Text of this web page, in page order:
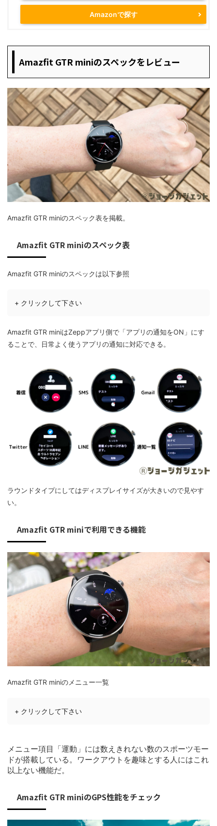
Amazonで探す
Amazfit GTR miniのスペックをレビュー
Amazfit GTR miniのスペック表を掲載。
Amazfit GTR miniのスペック表
Amazfit GTR miniのスペックは以下参照
+ クリックして下さい
Amazfit GTR miniはZeppアプリ側で「アプリの通知をON」にす
ることで、日常よく使うアプリの通知に対応できる。
ラウンドタイプにしてはディスプレイサイズが大きいので見やす
い。
Amazfit GTR miniで利用できる機能
Amazfit GTR miniのメニュー一覧
+ クリックして下さい
メニュー項目「運動」には数えきれない数のスポーツモー
ドが搭載している。ワークアウトを趣味とする人にはこれ
以上ない機能だ。
Amazfit GTR miniのGPS性能をチェック